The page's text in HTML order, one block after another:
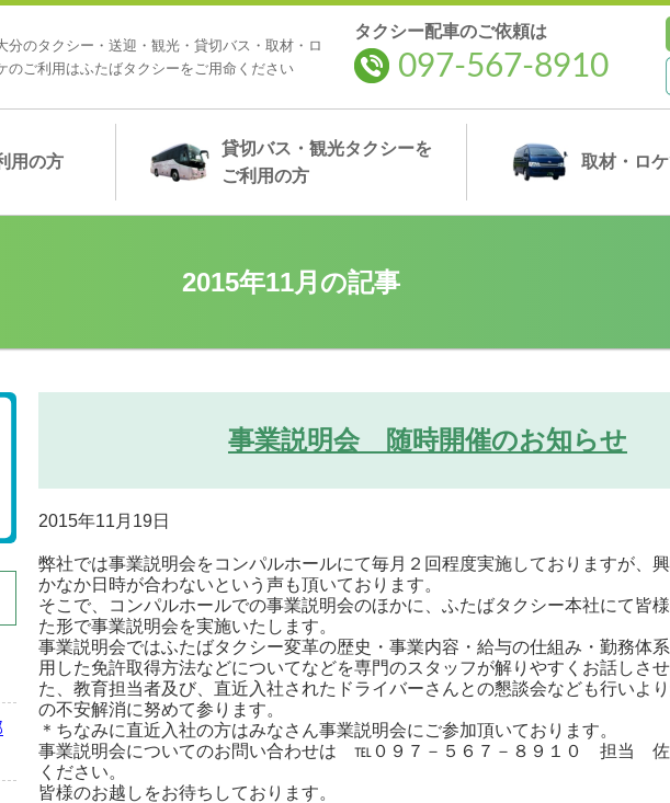
分のタクシー・送迎・観光・貸切バス・取材・ロ
のご利用はふたばタクシーをご用命ください
タクシー配車のご依頼は
097-567-8910
用の方
貸切バス・観光タクシーを
ご利用の方
取材・ロケ
2015年11月の記事
事業説明会 随時開催のお知らせ
2015年11月19日
弊社では事業説明会をコンパルホールにて毎月２回程度実施しておりますが、
かなか日時が合わないという声も頂いております。
そこで、コンパルホールでの事業説明会のほかに、ふたばタクシー本社にて皆
た形で事業説明会を実施いたします。
事業説明会ではふたばタクシー変革の歴史・事業内容・給与の仕組み・勤務体
用した免許取得方法などについてなどを専門のスタッフが解りやすくお話しさ
た、教育担当者及び、直近入社されたドライバーさんとの懇談会なども行いよ
の不安解消に努めて参ります。
＊ちなみに直近入社の方はみなさん事業説明会にご参加頂いております。
事業説明会についてのお問い合わせは ℡０９７－５６７－８９１０ 担当
ください。
皆様のお越しをお待ちしております。